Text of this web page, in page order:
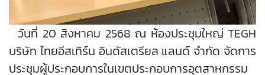
วันที่ 20 สิงหาคม 2568 ณ ห้องประชุมใหญ่ TEGH
บริษัท ไทยอีสเทิร์น อินดัสเตรียล แลนด์ จำกัด จัดการ
ประชุมผู้ประกอบการในเขตประกอบการอุตสาหกรรม